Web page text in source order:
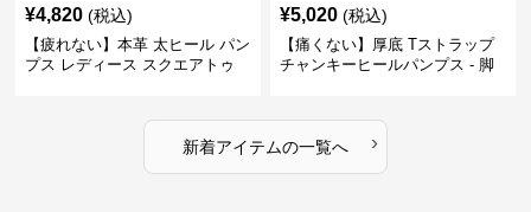
¥4,820 (税込)
【疲れない】本革 太ヒール パン
プス レディース スクエアトゥ
¥5,020 (税込)
【痛くない】厚底 Tストラップ
チャンキーヒールパンプス - 脚
新着アイテムの一覧へ ›